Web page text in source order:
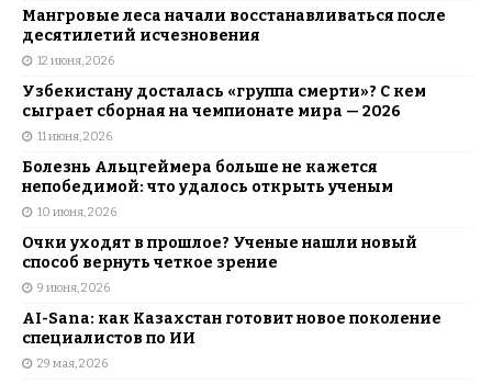
Мангровые леса начали восстанавливаться после
десятилетий исчезновения
12 июня, 2026
Узбекистану досталась «группа смерти»? С кем
сыграет сборная на чемпионате мира — 2026
11 июня, 2026
Болезнь Альцгеймера больше не кажется
непобедимой: что удалось открыть ученым
10 июня, 2026
Очки уходят в прошлое? Ученые нашли новый
способ вернуть четкое зрение
9 июня, 2026
AI-Sana: как Казахстан готовит новое поколение
специалистов по ИИ
29 мая, 2026